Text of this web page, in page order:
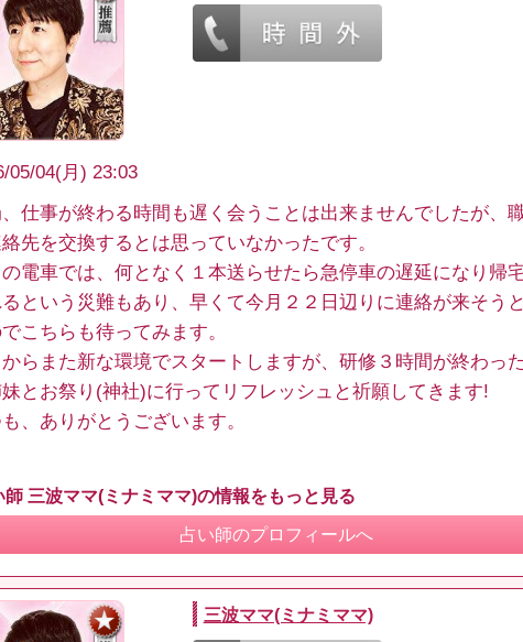
05/04(月) 23:03
仕事が終わる時間も遅く会うことは出来ませんでしたが、
絡先を交換するとは思っていなかったです。
電車では、何となく１本送らせたら急停車の遅延になり帰
という災難もあり、早くて今月２２日辺りに連絡が来そう
こちらも待ってみます。
らまた新な環境でスタートしますが、研修３時間が終わっ
とお祭り(神社)に行ってリフレッシュと祈願してきます!
、ありがとうございます。
師 三波ママ(ミナミママ)の情報をもっと見る
占い師のプロフィールへ
三波ママ(ミナミママ)